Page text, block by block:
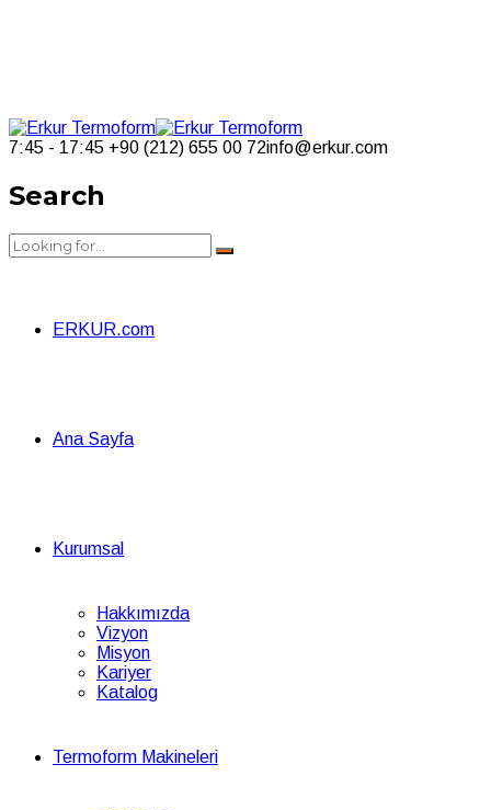
7:45 - 17:45 +90 (212) 655 00 72info@erkur.com
Search
ERKUR.com
Ana Sayfa
Kurumsal
Hakkımızda
Vizyon
Misyon
Kariyer
Katalog
Termoform Makineleri